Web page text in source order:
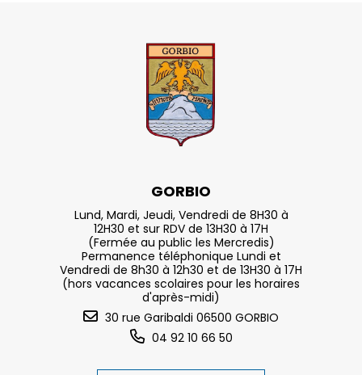
GORBIO
Lund, Mardi, Jeudi, Vendredi de 8H30 à
12H30 et sur RDV de 13H30 à 17H
(Fermée au public les Mercredis)
Permanence téléphonique Lundi et
Vendredi de 8h30 à 12h30 et de 13H30 à 17H
(hors vacances scolaires pour les horaires
d'après-midi)
30 rue Garibaldi 06500 GORBIO
04 92 10 66 50